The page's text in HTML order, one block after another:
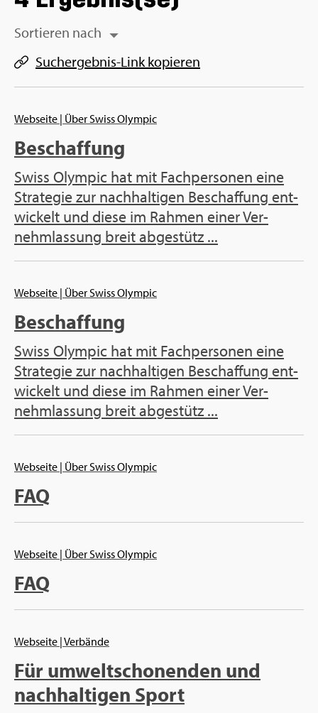
Sor­tie­ren nach
Such­ergeb­nis-Link ko­pie­ren
Web­sei­te | Über Swiss Olym­pic
Be­schaf­fung
Swiss Olym­pic hat mit Fach­per­so­nen eine
Stra­te­gie zur nach­hal­ti­gen Be­schaf­fung ent­
wi­ckelt und diese im Rah­men einer Ver­
nehm­las­sung breit ab­ge­stütz ...
Web­sei­te | Über Swiss Olym­pic
Be­schaf­fung
Swiss Olym­pic hat mit Fach­per­so­nen eine
Stra­te­gie zur nach­hal­ti­gen Be­schaf­fung ent­
wi­ckelt und diese im Rah­men einer Ver­
nehm­las­sung breit ab­ge­stütz ...
Web­sei­te | Über Swiss Olym­pic
FAQ
Web­sei­te | Über Swiss Olym­pic
FAQ
Web­sei­te | Ver­bän­de
Für um­welt­scho­nen­den und
nach­hal­ti­gen Sport